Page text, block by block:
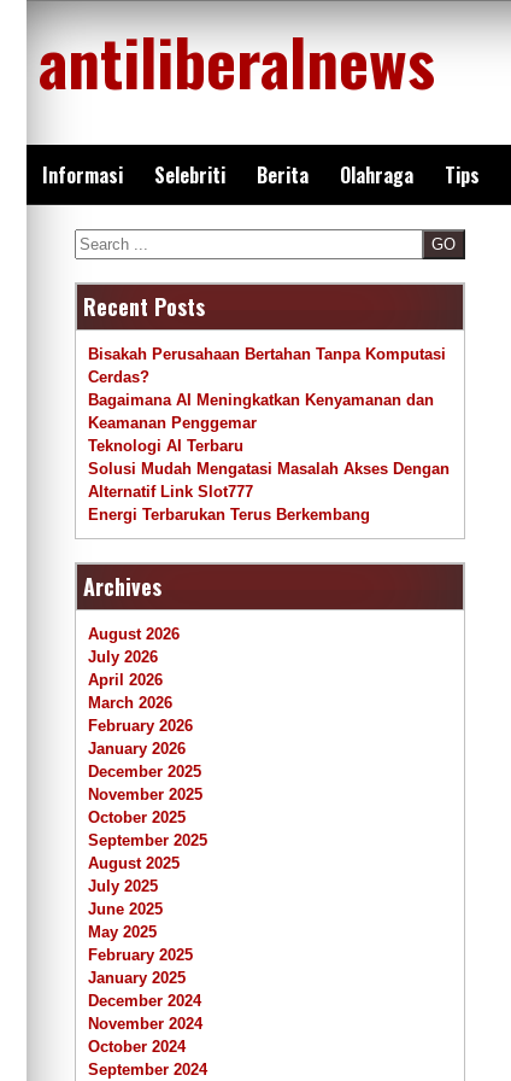
content
antiliberalnews
Informasi Selebriti Berita Olahraga Tips
Search
Recent Posts
Bisakah Perusahaan Bertahan Tanpa Komputasi
Cerdas?
Bagaimana AI Meningkatkan Kenyamanan dan
Keamanan Penggemar
Teknologi AI Terbaru
Solusi Mudah Mengatasi Masalah Akses Dengan
Alternatif Link Slot777
Energi Terbarukan Terus Berkembang
Archives
August 2026
July 2026
April 2026
March 2026
February 2026
January 2026
December 2025
November 2025
October 2025
September 2025
August 2025
July 2025
June 2025
May 2025
February 2025
January 2025
December 2024
November 2024
October 2024
September 2024